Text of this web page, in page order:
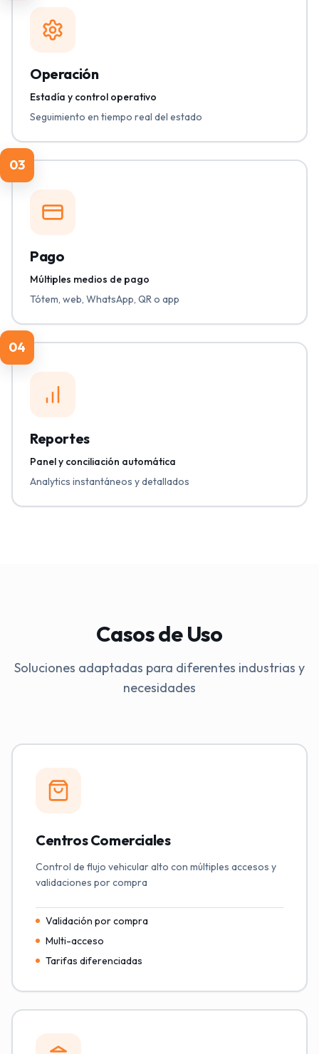
Operación
Estadía y control operativo
Seguimiento en tiempo real del estado
03
Pago
Múltiples medios de pago
Tótem, web, WhatsApp, QR o app
04
Reportes
Panel y conciliación automática
Analytics instantáneos y detallados
Casos de Uso
Soluciones adaptadas para diferentes industrias y
necesidades
Centros Comerciales
Control de flujo vehicular alto con múltiples accesos y
validaciones por compra
Validación por compra
Multi-acceso
Tarifas diferenciadas